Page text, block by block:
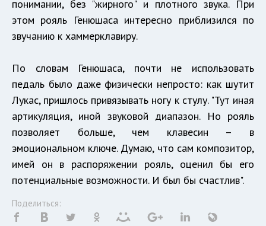
понимании, без "жирного" и плотного звука. При
этом рояль Генюшаса интересно приблизился по
звучанию к хаммерклавиру.
По словам Генюшаса, почти не использовать
педаль было даже физически непросто: как шутит
Лукас, пришлось привязывать ногу к стулу. "Тут иная
артикуляция, иной звуковой диапазон. Но рояль
позволяет больше, чем клавесин – в
эмоциональном ключе. Думаю, что сам композитор,
имей он в распоряжении рояль, оценил бы его
потенциальные возможности. И был бы счастлив".
Поделиться: